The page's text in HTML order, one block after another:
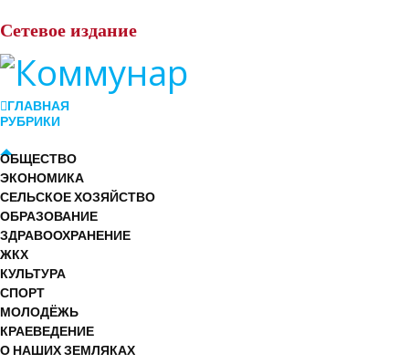
Сетевое издание
ГЛАВНАЯ
РУБРИКИ
ОБЩЕСТВО
ЭКОНОМИКА
СЕЛЬСКОЕ ХОЗЯЙСТВО
ОБРАЗОВАНИЕ
ЗДРАВООХРАНЕНИЕ
ЖКХ
КУЛЬТУРА
СПОРТ
МОЛОДЁЖЬ
КРАЕВЕДЕНИЕ
О НАШИХ ЗЕМЛЯКАХ